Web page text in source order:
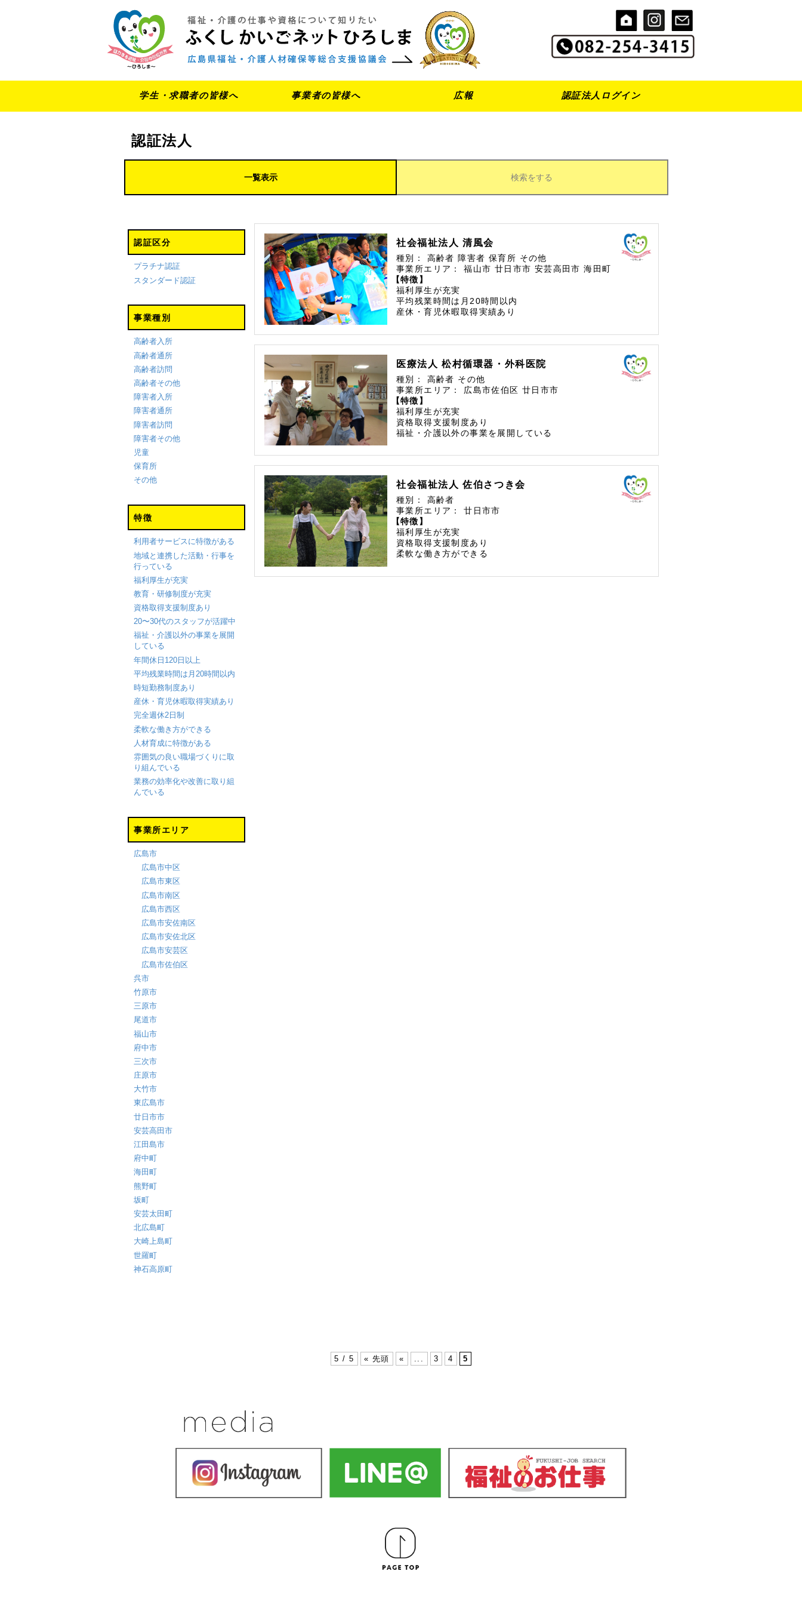
学生・求職者の皆様へ 事業者の皆様へ 広報 認証法人ログイン
認証法人
一覧表示 検索をする
認証区分
プラチナ認証
スタンダード認証
事業種別
高齢者入所
高齢者通所
高齢者訪問
高齢者その他
障害者入所
障害者通所
障害者訪問
障害者その他
児童
保育所
その他
特徴
利用者サービスに特徴がある
地域と連携した活動・行事を
行っている
福利厚生が充実
教育・研修制度が充実
資格取得支援制度あり
20〜30代のスタッフが活躍中
福祉・介護以外の事業を展開
している
年間休日120日以上
平均残業時間は月20時間以内
時短勤務制度あり
産休・育児休暇取得実績あり
完全週休2日制
柔軟な働き方ができる
人材育成に特徴がある
雰囲気の良い職場づくりに取
り組んでいる
業務の効率化や改善に取り組
んでいる
事業所エリア
広島市
広島市中区
広島市東区
広島市南区
広島市西区
広島市安佐南区
広島市安佐北区
広島市安芸区
広島市佐伯区
呉市
竹原市
三原市
尾道市
福山市
府中市
三次市
庄原市
大竹市
東広島市
廿日市市
安芸高田市
江田島市
府中町
海田町
熊野町
坂町
安芸太田町
北広島町
大崎上島町
世羅町
神石高原町
社会福祉法人 清風会
種別： 高齢者 障害者 保育所 その他
事業所エリア：
福山市 廿日市市 安芸高田市海田町
【特徴】
福利厚生が充実
平均残業時間は月20時間以内
産休・育児休暇取得実績あり
医療法人 松村循環器・外科医院
種別： 高齢者 その他
事業所エリア：
広島市佐伯区廿日市市
【特徴】
福利厚生が充実
資格取得支援制度あり
福祉・介護以外の事業を展開している
社会福祉法人 佐伯さつき会
種別：
高齢者
事業所エリア：
廿日市市
【特徴】
福利厚生が充実
資格取得支援制度あり
柔軟な働き方ができる
5 / 5 « 先頭 « 3 4 5